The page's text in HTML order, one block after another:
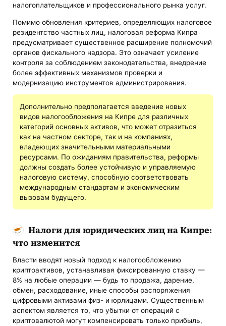
налогоплательщиков и профессионального рынка услуг.
Помимо обновления критериев, определяющих налоговое
резидентство частных лиц, налоговая реформа Кипра
предусматривает существенное расширение полномочий
органов фискального надзора. Это означает усиление
контроля за соблюдением законодательства, внедрение
более эффективных механизмов проверки и
модернизацию инструментов администрирования.
Дополнительно предполагается введение новых
видов налогообложения на Кипре для различных
категорий основных активов, что может отразиться
как на частном секторе, так и на компаниях,
владеющих значительными материальными
ресурсами. По ожиданиям правительства, реформы
должны создать более устойчивую и управляемую
налоговую систему, способную соответствовать
международным стандартам и экономическим
вызовам будущего.
Налоги для юридических лиц на Кипре:
что изменится
Власти вводят новый подход к налогообложению
криптоактивов, устанавливая фиксированную ставку —
8% на любые операции — будь то продажа, дарение,
обмен, расходование, иные способы распоряжения
цифровыми активами физ- и юрлицами. Существенным
аспектом является то, что убытки от операций с
криптовалютой могут компенсировать только прибыль,